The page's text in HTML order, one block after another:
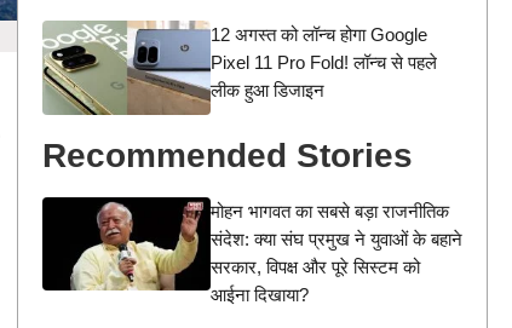
12 अगस्त को लॉन्च होगा Google
Pixel 11 Pro Fold! लॉन्च से पहले
लीक हुआ डिजाइन
Recommended Stories
मोहन भागवत का सबसे बड़ा राजनीतिक
संदेश: क्या संघ प्रमुख ने युवाओं के बहाने
सरकार, विपक्ष और पूरे सिस्टम को
आईना दिखाया?